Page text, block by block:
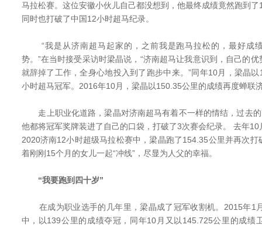
马拉松赛。这位安徽小伙儿自己都没想到，他最终成绩竟然跑到
同时也打破了中国12小时超马纪录。
“我是从济南超马起家的，之前我是跑马拉松的，最好成
势。”在当时接受采访时梁晶说，“济南超马让我意识到，自己的
就辞掉了工作，全身心地投入到了跑步中来。”同年10月，梁晶
小时超马冠军。2016年10月，梁晶以150.35公里的成绩再度蝉联
走上职业化道路，梁晶对济南超马有着不一样的情结，过去的
他都将冠军奖牌装进了自己的口袋，打破了3次赛会纪录。 去年
2020济南12小时超级马拉松赛中，梁晶跑了154.35公里并再次
着刚刚15个月的女儿一起“冲线”，尽显为人父的幸福。
“我要跑到四十岁”
在成为职业选手的几年里，梁晶成了冠军收割机。2015年1
中，以139公里的成绩夺冠，同年10月又以145.725公里的成绩